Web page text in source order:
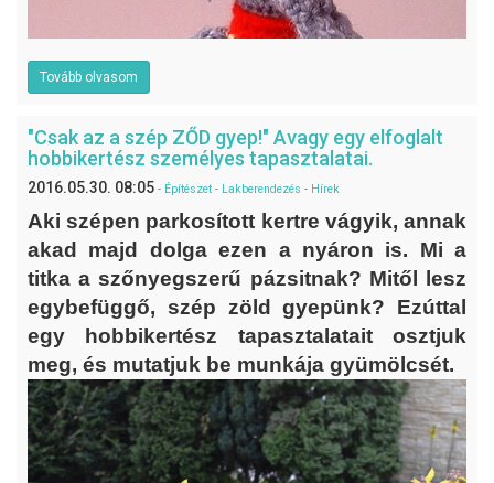
Tovább olvasom
"Csak az a szép ZŐD gyep!" Avagy egy elfoglalt
hobbikertész személyes tapasztalatai.
2016.05.30. 08:05 - Építészet - Lakberendezés - Hírek
Aki szépen parkosított kertre vágyik, annak
akad majd dolga ezen a nyáron is. Mi a
titka a szőnyegszerű pázsitnak? Mitől lesz
egybefüggő, szép zöld gyepünk? Ezúttal
egy hobbikertész tapasztalatait osztjuk
meg, és mutatjuk be munkája gyümölcsét.